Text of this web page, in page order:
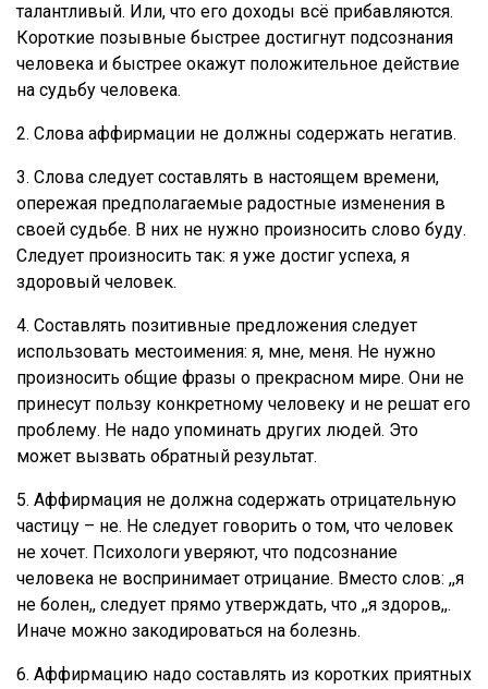
талантливый. Или, что его доходы всё прибавляются.
Короткие позывные быстрее достигнут подсознания
человека и быстрее окажут положительное действие
на судьбу человека.
2. Слова аффирмации не должны содержать негатив.
3. Слова следует составлять в настоящем времени,
опережая предполагаемые радостные изменения в
своей судьбе. В них не нужно произносить слово буду.
Следует произносить так: я уже достиг успеха, я
здоровый человек.
4. Составлять позитивные предложения следует
использовать местоимения: я, мне, меня. Не нужно
произносить общие фразы о прекрасном мире. Они не
принесут пользу конкретному человеку и не решат его
проблему. Не надо упоминать других людей. Это
может вызвать обратный результат.
5. Аффирмация не должна содержать отрицательную
частицу – не. Не следует говорить о том, что человек
не хочет. Психологи уверяют, что подсознание
человека не воспринимает отрицание. Вместо слов: ,,я
не болен,, следует прямо утверждать, что ,,я здоров,,.
Иначе можно закодироваться на болезнь.
6. Аффирмацию надо составлять из коротких приятных